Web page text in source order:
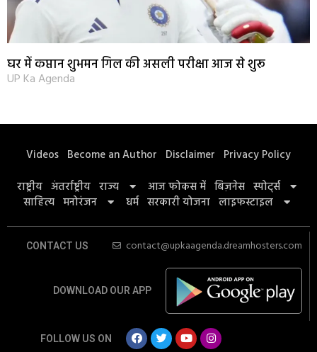
घर में कप्तान शुभमन गिल की असली परीक्षा आज से शुरू
UP Ka Agenda
Videos Become an Author Disclaimer Privacy Policy
राष्ट्रीय अंतर्राष्ट्रीय राज्य आज फोकस में बिज़नेस स्पोर्ट्स
साहित्य मनोरंजन धर्म सरकारी योजना लाइफस्टाइल
CONTACT US contact@upkaagenda.dreamhosters.com
DOWNLOAD OUR APP
FOLLOW US ON